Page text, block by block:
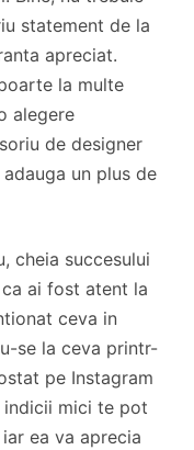
statement de la
apreciat.
la multe
alegere
de designer
un plus de
cheia succesului
ai fost atent la
ceva in
se la ceva printr-
pe Instagram
indicii mici te pot
ea va aprecia